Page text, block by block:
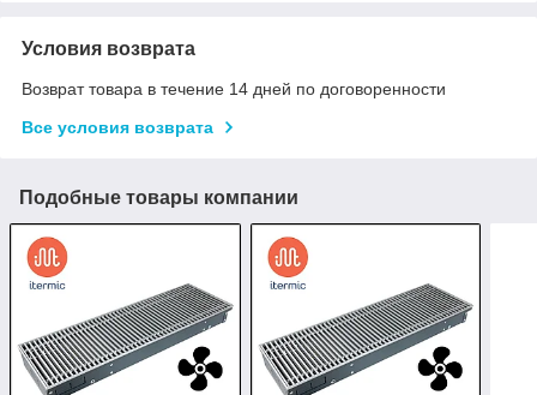
Условия возврата
Возврат товара в течение 14 дней по договоренности
Все условия возврата
Подобные товары компании